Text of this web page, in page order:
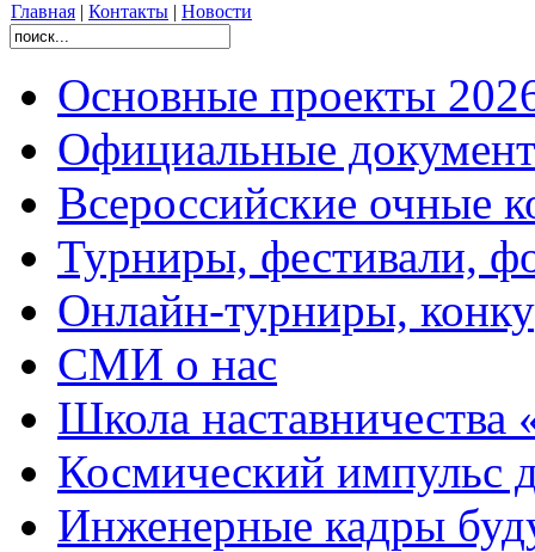
Главная | Контакты | Новости
Основные проекты
Официальные
Всероссийские очные
Турниры, фестивали,
Онлайн-турниры,
СМИ о нас
Школа
Космический импульс
Инженерные кадры